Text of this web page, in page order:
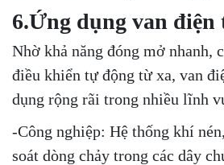
6.Ứng dụng van điện
Nhờ khả năng đóng mở nhanh,
điều khiển tự động từ xa, van
dụng rộng rãi trong nhiều lĩnh
-Công nghiệp: Hệ thống khí
soát dòng chảy trong các dây